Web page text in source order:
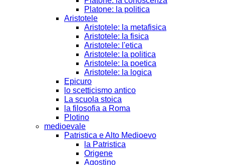
Platone: la politica
Aristotele
Aristotele: la metafisica
Aristotele: la fisica
Aristotele: l'etica
Aristotele: la politica
Aristotele: la poetica
Aristotele: la logica
Epicuro
lo scetticismo antico
La scuola stoica
la filosofia a Roma
Plotino
medioevale
Patristica e Alto Medioevo
la Patristica
Origene
Agostino